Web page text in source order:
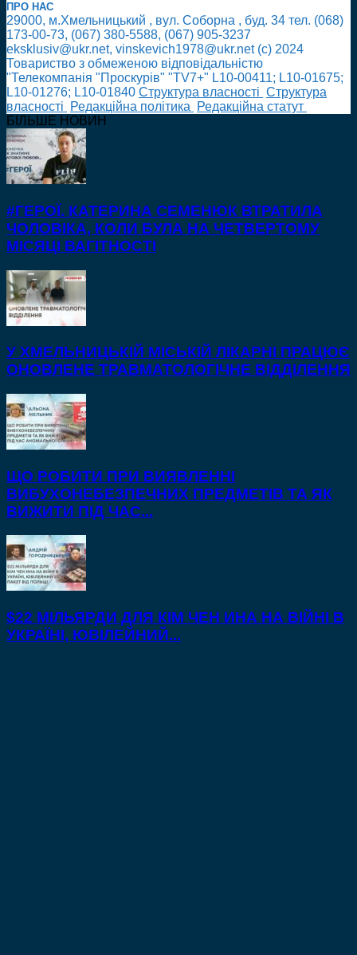
ПРО НАС
29000, м.Хмельницький , вул. Соборна , буд. 34 тел. (068)
173-00-73, (067) 380-5588, (067) 905-3237
eksklusiv@ukr.net, vinskevich1978@ukr.net (с) 2024
Товариство з обмеженою відповідальністю
"Телекомпанія "Проскурів" "TV7+" L10-00411; L10-01675;
L10-01276; L10-01840 Cтруктура власності Cтруктура
власності
Редакційна політика
Редакційна статут
БІЛЬШЕ НОВИН
#ГЕРОЇ. КАТЕРИНА СЕМЕНЮК ВТРАТИЛА
ЧОЛОВІКА, КОЛИ БУЛА НА ЧЕТВЕРТОМУ
МІСЯЦІ ВАГІТНОСТІ
У ХМЕЛЬНИЦЬКІЙ МІСЬКІЙ ЛІКАРНІ ПРАЦЮЄ
ОНОВЛЕНЕ ТРАВМАТОЛОГІЧНЕ ВІДДІЛЕННЯ
ЩО РОБИТИ ПРИ ВИЯВЛЕННІ
ВИБУХОНЕБЕЗПЕЧНИХ ПРЕДМЕТІВ ТА ЯК
ВИЖИТИ ПІД ЧАС...
$22 МІЛЬЯРДИ ДЛЯ КІМ ЧЕН ИНА НА ВІЙНІ В
УКРАЇНІ, ЮВІЛЕЙНИЙ...